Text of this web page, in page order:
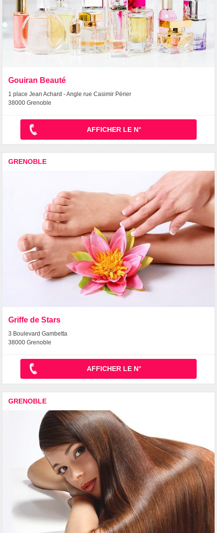
Gouiran Beauté
1 place Jean Achard - Angle rue Casimir Périer
38000 Grenoble
AFFICHER LE N°
GRENOBLE
Griffe de Stars
3 Boulevard Gambetta
38000 Grenoble
AFFICHER LE N°
GRENOBLE